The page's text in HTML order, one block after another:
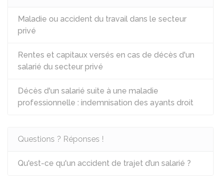
Maladie ou accident du travail dans le secteur
privé
Rentes et capitaux versés en cas de décès d'un
salarié du secteur privé
Décès d'un salarié suite à une maladie
professionnelle : indemnisation des ayants droit
Questions ? Réponses !
Qu'est-ce qu'un accident de trajet d’un salarié ?